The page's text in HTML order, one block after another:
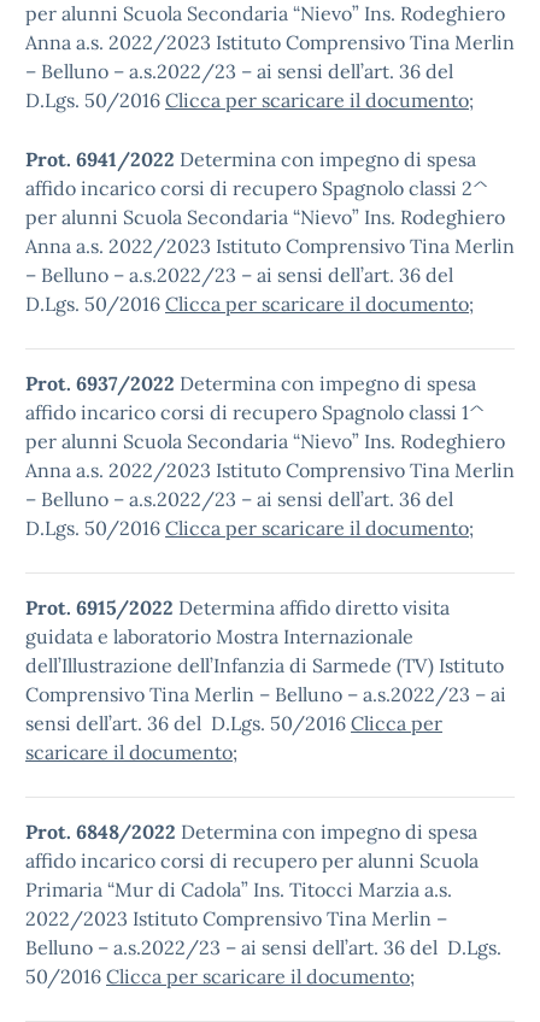
per alunni Scuola Secondaria “Nievo” Ins. Rodeghiero
Anna a.s. 2022/2023 Istituto Comprensivo Tina Merlin
– Belluno – a.s.2022/23 – ai sensi dell’art. 36 del
D.Lgs. 50/2016 Clicca per scaricare il documento;
Prot. 6941/2022 Determina con impegno di spesa
affido incarico corsi di recupero Spagnolo classi 2^
per alunni Scuola Secondaria “Nievo” Ins. Rodeghiero
Anna a.s. 2022/2023 Istituto Comprensivo Tina Merlin
– Belluno – a.s.2022/23 – ai sensi dell’art. 36 del
D.Lgs. 50/2016 Clicca per scaricare il documento;
Prot. 6937/2022 Determina con impegno di spesa
affido incarico corsi di recupero Spagnolo classi 1^
per alunni Scuola Secondaria “Nievo” Ins. Rodeghiero
Anna a.s. 2022/2023 Istituto Comprensivo Tina Merlin
– Belluno – a.s.2022/23 – ai sensi dell’art. 36 del
D.Lgs. 50/2016 Clicca per scaricare il documento;
Prot. 6915/2022 Determina affido diretto visita
guidata e laboratorio Mostra Internazionale
dell’Illustrazione dell’Infanzia di Sarmede (TV) Istituto
Comprensivo Tina Merlin – Belluno – a.s.2022/23 – ai
sensi dell’art. 36 del D.Lgs. 50/2016 Clicca per
scaricare il documento;
Prot. 6848/2022 Determina con impegno di spesa
affido incarico corsi di recupero per alunni Scuola
Primaria “Mur di Cadola” Ins. Titocci Marzia a.s.
2022/2023 Istituto Comprensivo Tina Merlin –
Belluno – a.s.2022/23 – ai sensi dell’art. 36 del D.Lgs.
50/2016 Clicca per scaricare il documento;